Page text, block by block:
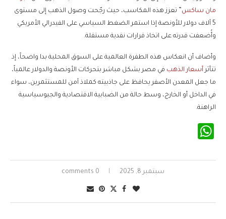
مان ساكس” تعزز هذه المكاسب، حيث رجّحت وصول الذهب إلى مستوى
5 آلاف دولار للأونصة إذا استمر الضغط السياسي على الفيدرالي الأمريكي
وأُضعفت قدرته على اتخاذ قرارات نقدية مستقلة.
وأضاف أن انعكاس هذه الطفرة العالمية على السوق المحلية بدا واضحاً، إذ
تتأثر أسعار الذهب في مصر بشكل مباشر بتحركات الأونصة والدولار عالمياً،
ما جعل المعدن الأصفر يحافظ على جاذبيته كملاذ آمن للمستثمرين، سواء
في الداخل أو الخارج، وسط حالة من الضبابية الاقتصادية والجيوسياسية
الراهنة.
سبتمبر 8, 2025 0 comments